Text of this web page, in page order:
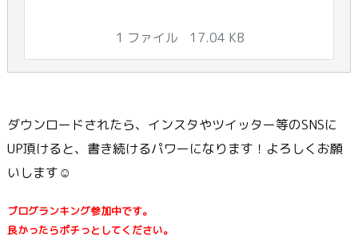
1 ファイル 17.04 KB
ダウンロードされたら、インスタやツイッター等のSNSに
UP頂けると、書き続けるパワーになります！よろしくお願
いします☺
ブログランキング参加中です。
良かったらポチっとしてください。